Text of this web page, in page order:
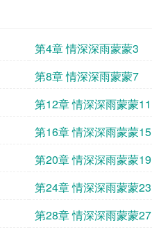
第4章 情深深雨蒙蒙3
第8章 情深深雨蒙蒙7
第12章 情深深雨蒙蒙11
第16章 情深深雨蒙蒙15
第20章 情深深雨蒙蒙19
第24章 情深深雨蒙蒙23
第28章 情深深雨蒙蒙27